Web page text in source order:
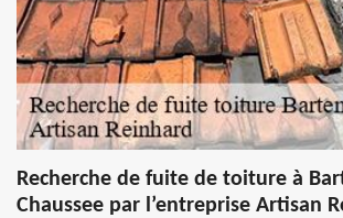
Recherche de fuite de toiture à
Chaussee par l’entreprise Artisan